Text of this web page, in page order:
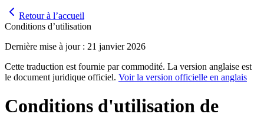
Retour à l’accueil
Conditions d’utilisation
Dernière mise à jour : 21 janvier 2026
Cette traduction est fournie par commodité. La version anglaise est
le document juridique officiel. Voir la version officielle en anglais
Conditions d'utilisation de